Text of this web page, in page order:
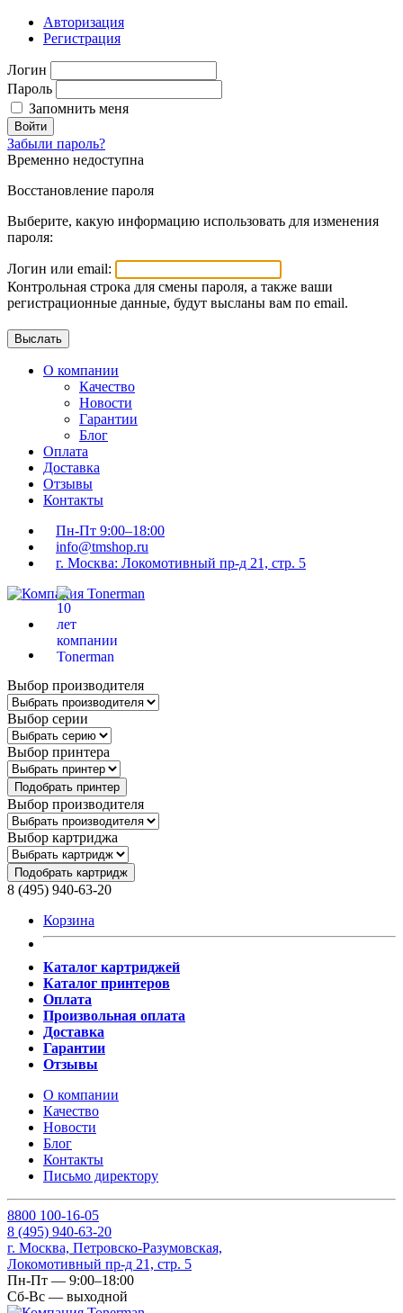
Авторизация
Регистрация
Логин
Пароль
Запомнить меня
Войти
Забыли пароль?
Временно недоступна
Восстановление пароля
Выберите, какую информацию использовать для изменения
пароля:
Логин или email:
Контрольная строка для смены пароля, а также ваши
регистрационные данные, будут высланы вам по email.
О компании
Качество
Новости
Гарантии
Блог
Оплата
Доставка
Отзывы
Контакты
Пн-Пт 9:00–18:00
info@tmshop.ru
г. Москва: Локомотивный пр-д 21, стр. 5
Выбор производителя
Выбор серии
Выбор принтера
Подобрать принтер
Выбор производителя
Выбор картриджа
Подобрать картридж
8 (495) 940-63-20
Корзина
Каталог картриджей
Каталог принтеров
Оплата
Произвольная оплата
Доставка
Гарантии
Отзывы
О компании
Качество
Новости
Блог
Контакты
Письмо директору
8800 100-16-05
8 (495) 940-63-20
г. Москва, Петровско-Разумовская,
Локомотивный пр-д 21, стр. 5
Пн-Пт — 9:00–18:00
Сб-Вс — выходной